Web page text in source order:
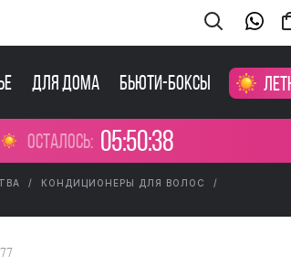
Для дома Бьюти-боксы
осталось: 05:50:38
КОНДИЦИОНЕРЫ ДЛЯ ВОЛОС